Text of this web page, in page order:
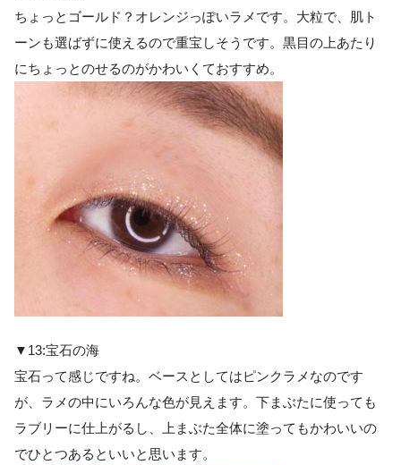
ちょっとゴールド？オレンジっぽいラメです。大粒で、肌ト
ーンも選ばずに使えるので重宝しそうです。黒目の上あたり
にちょっとのせるのがかわいくておすすめ。
▼13:宝石の海
宝石って感じですね。ベースとしてはピンクラメなのです
が、ラメの中にいろんな色が見えます。下まぶたに使っても
ラブリーに仕上がるし、上まぶた全体に塗ってもかわいいの
でひとつあるといいと思います。